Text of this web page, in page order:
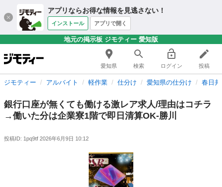
アプリならお得な情報を見逃さない！
インストール アプリで開く
地元の掲示板 ジモティー 愛知版
愛知県 検索 ログイン 投稿
ジモティー アルバイト 軽作業 仕分け 愛知県の仕分け 春日
銀行口座が無くても働ける激レア求人/理由はコチラ
→働いた分は企業寮1階で即日清算OK-勝川
投稿ID: 1pq9tf 2026年6月9日 10:12